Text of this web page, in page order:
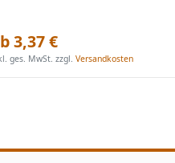
3,37 €
ges. MwSt. zzgl.Versandkosten